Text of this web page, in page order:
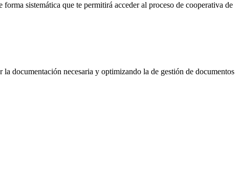
sistemática que te permitirá acceder al proceso de cooperativa de
documentación necesaria y optimizando la de gestión de documentos